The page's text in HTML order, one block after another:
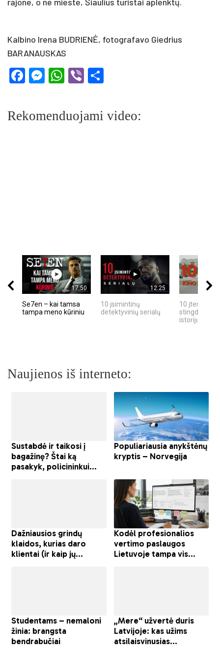
Kalbino Irena BUDRIENĖ, fotografavo Giedrius
BARANAUSKAS
Facebook
Messenger
WhatsApp
Viber
Rekomenduojami video:
17:50
Se7en – kai tamsa
tampa meno kūriniu
12:25
10 įsimintinų
detektyvinių serialų
10 įtemptų,
stingdančių
istorijų
Naujienos iš interneto: